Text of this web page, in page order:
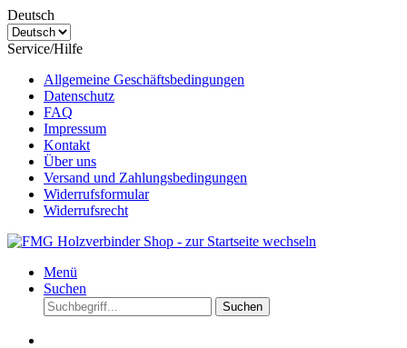
Deutsch
Service/Hilfe
Allgemeine Geschäftsbedingungen
Datenschutz
FAQ
Impressum
Kontakt
Über uns
Versand und Zahlungsbedingungen
Widerrufsformular
Widerrufsrecht
Menü
Suchen
Suchen